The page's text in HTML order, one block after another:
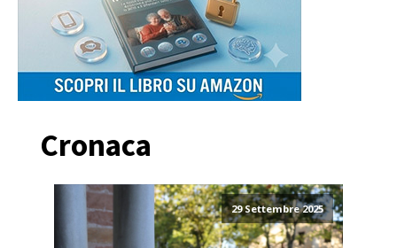
Cronaca
29 Settembre 2025